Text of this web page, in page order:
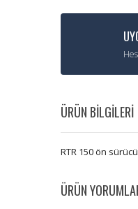
ÜRÜN BİLGİLERİ
RTR 150 ön
ÜRÜN